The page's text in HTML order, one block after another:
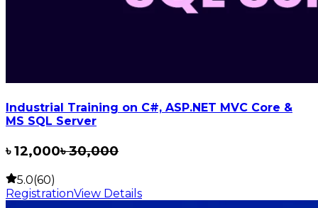
Industrial Training on C#, ASP.NET MVC Core &
MS SQL Server
৳12,000৳30,000
5.0(60)
RegistrationView Details